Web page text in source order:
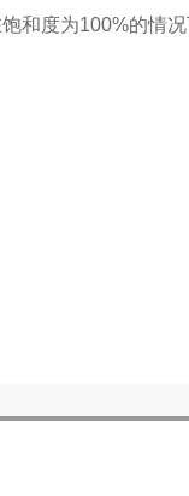
和度为100%的情